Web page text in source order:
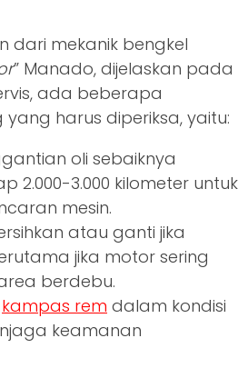
dari mekanik bengkel
” Manado, dijelaskan pada
ada beberapa
harus diperiksa, yaitu:
oli sebaiknya
2.000-3.000 kilometer untuk
mesin.
atau ganti jika
jika motor sering
berdebu.
kampas rem dalam kondisi
keamanan